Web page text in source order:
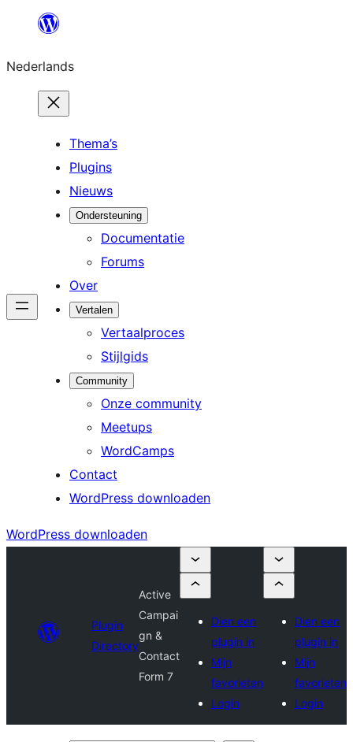
de
inhoud
Nederlands
Thema’s
Plugins
Nieuws
Ondersteuning
Documentatie
Forums
Over
Vertalen
Vertaalproces
Stijlgids
Community
Onze community
Meetups
WordCamps
Contact
WordPress downloaden
WordPress downloaden
Plugin
Directory
Active
Campai
gn &
Contact
Form 7
Dien een
plugin in
Mijn
favorieten
Login
Dien een
plugin in
Mijn
favorieten
Login